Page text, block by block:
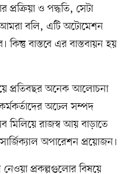
ও পদ্ধতি, সেটা
আমরা বলি, এটি অটোমেশন
বাস্তবে এর বাস্তবায়ন হয়
প্রতিবছর অনেক আলোচনা
অঢেল সম্পদ
রাজস্ব আয় বাড়াতে
অপারেশন প্রয়োজন।
নেওয়া প্রকল্পগুলোর বিষয়ে